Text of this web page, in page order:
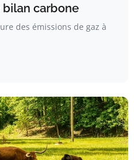
carbone
des émissions de gaz à